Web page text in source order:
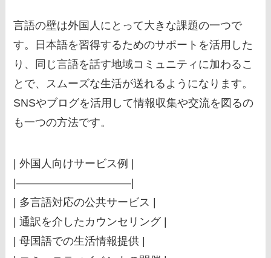
言語の壁は外国人にとって大きな課題の一つで
す。日本語を習得するためのサポートを活用した
り、同じ言語を話す地域コミュニティに加わるこ
とで、スムーズな生活が送れるようになります。
SNSやブログを活用して情報収集や交流を図るの
も一つの方法です。
| 外国人向けサービス例 |
|——————————–|
| 多言語対応の公共サービス |
| 通訳を介したカウンセリング |
| 母国語での生活情報提供 |